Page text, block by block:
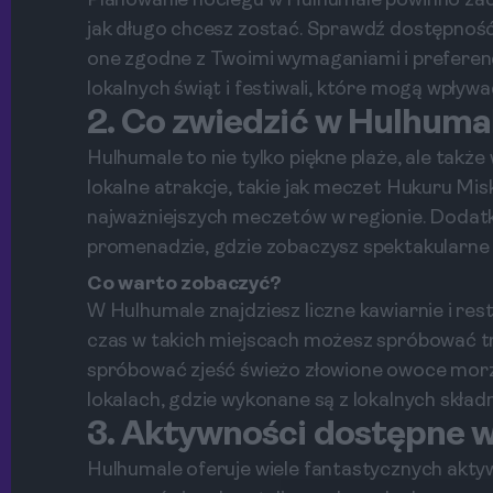
jak długo chcesz zostać. Sprawdź
one zgodne z Twoimi wymaganiami i
lokalnych świąt i festiwali, które mogą
2. Co zwiedzić w
Hulhumale to nie tylko piękne plaże, ale
lokalne atrakcje, takie jak meczet Hukuru
najważniejszych meczetów w regionie.
promenadzie, gdzie zobaczysz spektakularne
Co warto zobaczyć?
W Hulhumale znajdziesz liczne kawiarnie i
czas w takich miejscach możesz spróbować
spróbować zjeść świeżo złowione owoce
lokalach, gdzie wykonane są z lokalnych
3. Aktywności dostępne
Hulhumale oferuje wiele fantastycznych